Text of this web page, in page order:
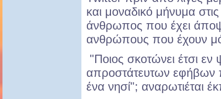
και μοναδικό μήνυμα
άνθρωπος που έχει
ανθρώπους που έχουν
"Ποιος σκοτώνει έτσι
απροστάτευτων εφήβων
ένα νησί"; αναρωτιέται